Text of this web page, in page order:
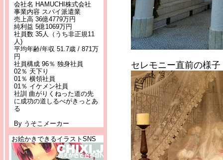
会社名 HAMUCHI株式会社
事業内容 スパイ派遣業
売上高 36億4779万円
純利益 5億1069万円
社員数 35人（うち非正規11
人)
平均年齢/年収 51.7歳 / 871万
円
社員構成 96％ 独身社員
02％ 天下り
01％ 横領社員
01％ イケメン社員
社訓 曲がりくねった道の先
に成功の道しるべがきっとあ
る
By うそこメーカー
お絵かきできるイラストSNS
セレモニー直前の様子